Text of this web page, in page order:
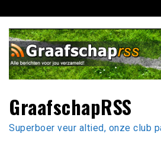
naar
inhoud
GraafschapRSS
Superboer veur altied, onze club